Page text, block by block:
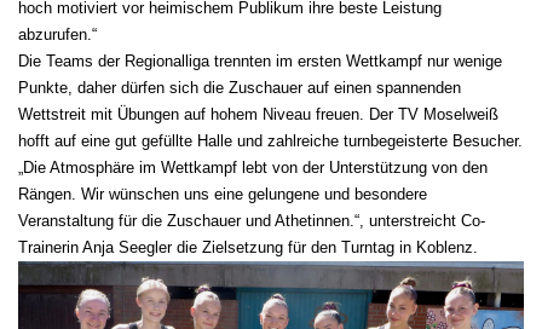
hoch motiviert vor heimischem Publikum ihre beste Leistung
abzurufen.“
Die Teams der Regionalliga trennten im ersten Wettkampf nur wenige
Punkte, daher dürfen sich die Zuschauer auf einen spannenden
Wettstreit mit Übungen auf hohem Niveau freuen. Der TV Moselweiß
hofft auf eine gut gefüllte Halle und zahlreiche turnbegeisterte Besucher.
„Die Atmosphäre im Wettkampf lebt von der Unterstützung von den
Rängen. Wir wünschen uns eine gelungene und besondere
Veranstaltung für die Zuschauer und Athetinnen.“, unterstreicht Co-
Trainerin Anja Seegler die Zielsetzung für den Turntag in Koblenz.